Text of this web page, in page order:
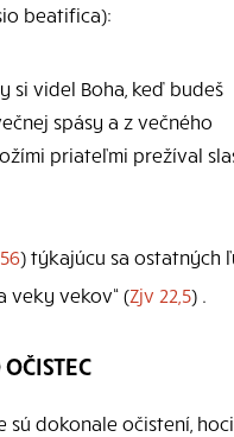
beatifica):
si videl Boha, keď budeš
spásy a z večného
priateľmi prežíval
) týkajúcu sa ostatných
veky vekov“ (Zjv 22,5) .
sú dokonale očistení,